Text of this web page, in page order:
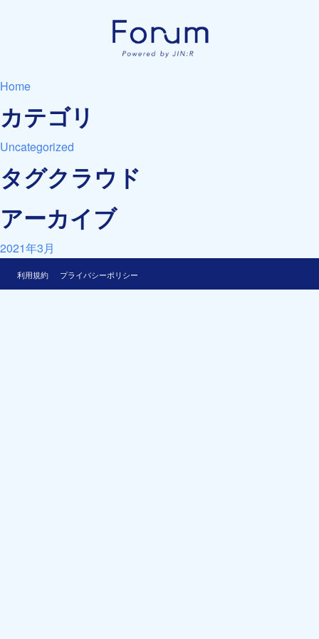
Home
カテゴリ
Uncategorized
タグクラウド
アーカイブ
2021年3月
利用規約 プライバシーポリシー